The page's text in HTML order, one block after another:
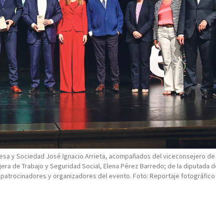
y Sociedad José Ignacio Arrieta, acompañados del viceconsejero de
de Trabajo y Seguridad Social, Elena Pérez Barredo; de la diputada
y organizadores del evento. Foto: Reportaje